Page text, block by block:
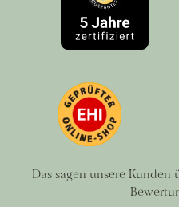
Das sagen unsere